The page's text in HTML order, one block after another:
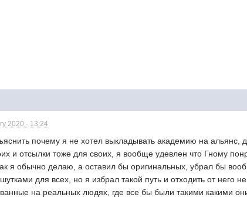
2020 - 13:24
почему я не хотел выкладывать академию на альянс,
и отсылки тоже для своих, я вообще удевлен что Гному
я обычно делаю, а оставил бы оригинальных, убрал бы
для всех, но я избрал такой путь и отходить от него
на реальных людях, где все бы были такими какими